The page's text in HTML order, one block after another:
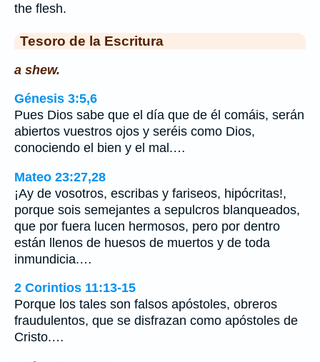
the flesh.
Tesoro de la Escritura
a shew.
Génesis 3:5,6
Pues Dios sabe que el día que de él comáis, serán
abiertos vuestros ojos y seréis como Dios,
conociendo el bien y el mal.…
Mateo 23:27,28
¡Ay de vosotros, escribas y fariseos, hipócritas!,
porque sois semejantes a sepulcros blanqueados,
que por fuera lucen hermosos, pero por dentro
están llenos de huesos de muertos y de toda
inmundicia.…
2 Corintios 11:13-15
Porque los tales son falsos apóstoles, obreros
fraudulentos, que se disfrazan como apóstoles de
Cristo.…